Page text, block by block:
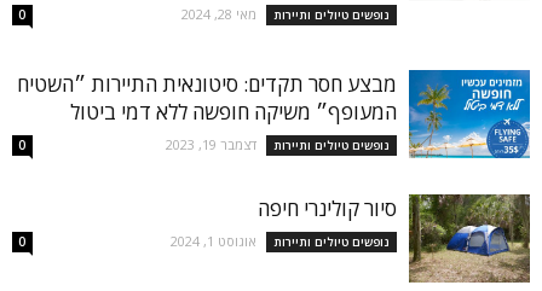
נופשים טיולים ותיירות מאי 28, 2024 0
מבצע חסר תקדים: סיטונאית התיירות ״השטיח
המעופף״ משיקה חופשה ללא דמי ביטול
נופשים טיולים ותיירות דצמבר 19, 2023 0
סיור קולינרי חיפה
נופשים טיולים ותיירות אוגוסט 1, 2024 0